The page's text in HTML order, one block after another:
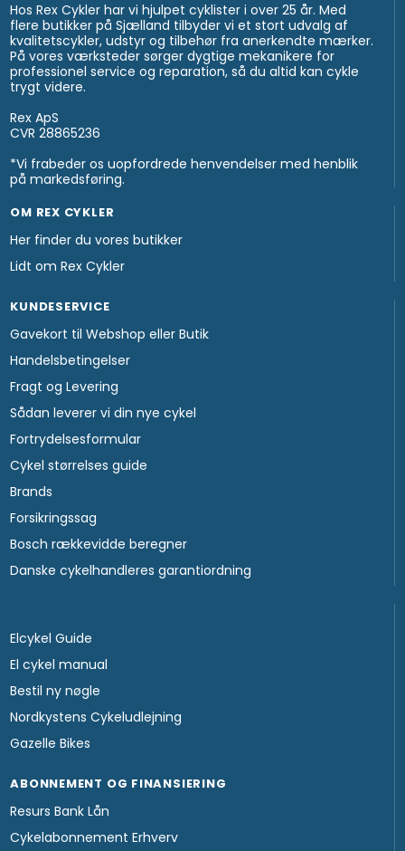
Hos Rex Cykler har vi hjulpet cyklister i over 25 år. Med
flere butikker på Sjælland tilbyder vi et stort udvalg af
kvalitetscykler, udstyr og tilbehør fra anerkendte mærker.
På vores værksteder sørger dygtige mekanikere for
professionel service og reparation, så du altid kan cykle
trygt videre.
Rex ApS
CVR 28865236
*Vi frabeder os uopfordrede henvendelser med henblik
på markedsføring.
OM REX CYKLER
Her finder du vores butikker
Lidt om Rex Cykler
KUNDESERVICE
Gavekort til Webshop eller Butik
Handelsbetingelser
Fragt og Levering
Sådan leverer vi din nye cykel
Fortrydelsesformular
Cykel størrelses guide
Brands
Forsikringssag
Bosch rækkevidde beregner
Danske cykelhandleres garantiordning
Elcykel Guide
El cykel manual
Bestil ny nøgle
Nordkystens Cykeludlejning
Gazelle Bikes
ABONNEMENT OG FINANSIERING
Resurs Bank Lån
Cykelabonnement Erhverv